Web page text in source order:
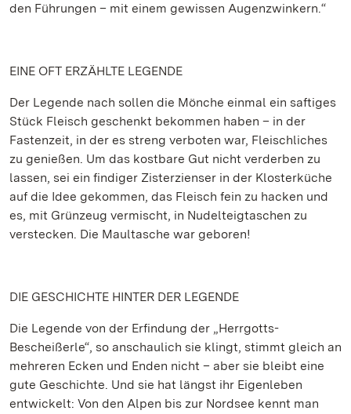
den Führungen – mit einem gewissen Augenzwinkern.“
EINE OFT ERZÄHLTE LEGENDE
Der Legende nach sollen die Mönche einmal ein saftiges
Stück Fleisch geschenkt bekommen haben – in der
Fastenzeit, in der es streng verboten war, Fleischliches
zu genießen. Um das kostbare Gut nicht verderben zu
lassen, sei ein findiger Zisterzienser in der Klosterküche
auf die Idee gekommen, das Fleisch fein zu hacken und
es, mit Grünzeug vermischt, in Nudelteigtaschen zu
verstecken. Die Maultasche war geboren!
DIE GESCHICHTE HINTER DER LEGENDE
Die Legende von der Erfindung der „Herrgotts-
Bescheißerle“, so anschaulich sie klingt, stimmt gleich an
mehreren Ecken und Enden nicht – aber sie bleibt eine
gute Geschichte. Und sie hat längst ihr Eigenleben
entwickelt: Von den Alpen bis zur Nordsee kennt man